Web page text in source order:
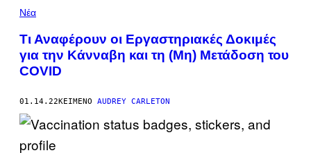
Νέα
Τι Αναφέρουν οι Εργαστηριακές Δοκιμές
για την Κάνναβη και τη (Μη) Μετάδοση του
COVID
01.14.22ΚΕΊΜΕΝΟ AUDREY CARLETON